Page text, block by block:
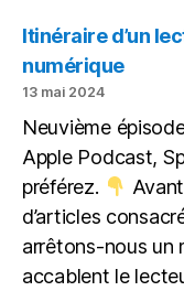
&
Itinéraire d’un
numérique
13 mai 2024
Neuvième
Apple Podcast,
préférez.
d’articles
arrêtons-nous un
accablent le